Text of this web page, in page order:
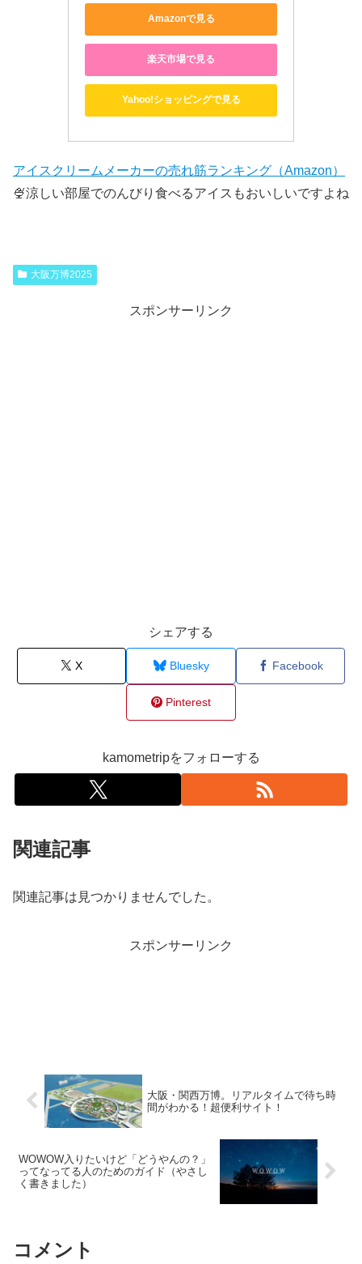
Amazonで見る
楽天市場で見る
Yahoo!ショッピングで見る
アイスクリームメーカーの売れ筋ランキング（Amazon）
🍨涼しい部屋でのんびり食べるアイスもおいしいですよね
大阪万博2025
スポンサーリンク
シェアする
X Bluesky Facebook
Pinterest
kamometripをフォローする
関連記事
関連記事は見つかりませんでした。
スポンサーリンク
大阪・関西万博。リアルタイムで待ち時
間がわかる！超便利サイト！
WOWOW入りたいけど「どうやんの？」
ってなってる人のためのガイド（やさし
く書きました）
コメント